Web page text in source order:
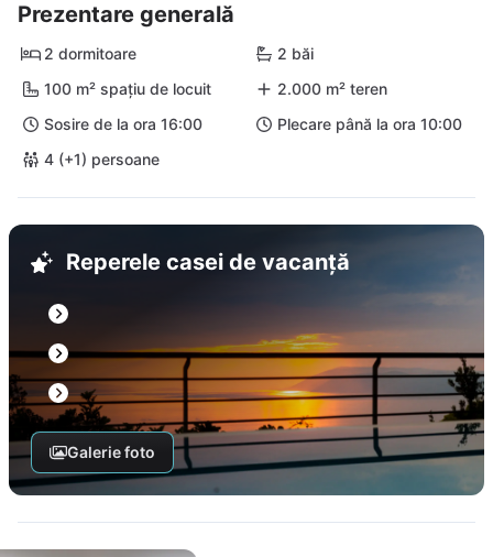
Prezentare generală
2 dormitoare
2 băi
100 m² spațiu de locuit
2.000 m² teren
Sosire de la ora 16:00
Plecare până la ora 10:00
4 (+1) persoane
Reperele casei de vacanță
Galerie foto